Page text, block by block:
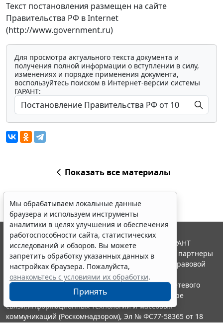
Текст постановления размещен на сайте
Правительства РФ в Internet
(http://www.government.ru)
Для просмотра актуального текста документа и
получения полной информации о вступлении в силу,
изменениях и порядке применения документа,
воспользуйтесь поиском в Интернет-версии системы
ГАРАНТ:
Показать все материалы
Мы обрабатываем локальные данные
браузера и используем инструменты
аналитики в целях улучшения и обеспечения
работоспособности сайта, статистических
исследований и обзоров. Вы можете
запретить обработку указанных данных в
настройках браузера. Пожалуйста,
ознакомьтесь с условиями их обработки.
Принять
© ООО "НПП "ГАРАНТ-СЕРВИС", 2026. Система ГАРАНТ
выпускается с 1990 года. Компания "Гарант" и ее партнеры
являются участниками Российской ассоциации правовой
информации ГАРАНТ.
Портал ГАРАНТ.РУ зарегистрирован в качестве сетевого
издания Федеральной службой по надзору в сфере
связи,информационных технологий и массовых
коммуникаций (Роскомнадзором), Эл № ФС77-58365 от 18